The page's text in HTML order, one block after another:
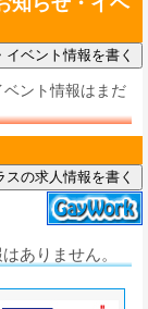
ベント情報はまだ
の求人情報を書く
ありません。